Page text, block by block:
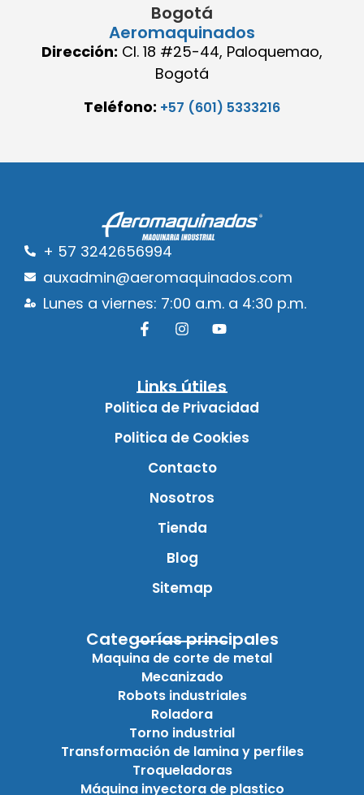
Bogotá
Aeromaquinados
Dirección: Cl. 18 #25-44, Paloquemao,
Bogotá
Teléfono: +57 (601) 5333216
+ 57 3242656994
auxadmin@aeromaquinados.com
Lunes a viernes: 7:00 a.m. a 4:30 p.m.
Links útiles
Politica de Privacidad
Politica de Cookies
Contacto
Nosotros
Tienda
Blog
Sitemap
Categorías principales
Maquina de corte de metal
Mecanizado
Robots industriales
Roladora
Torno industrial
Transformación de lamina y perfiles
Troqueladoras
Máquina inyectora de plastico